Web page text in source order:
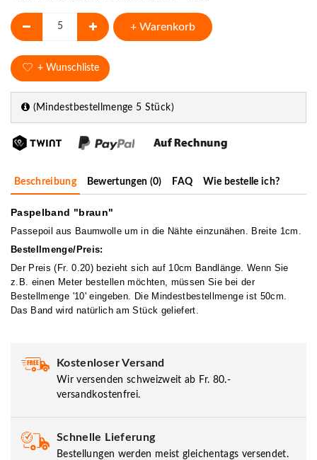
+ Warenkorb
+ Wunschliste
(Mindestbestellmenge 5 Stück)
Beschreibung Bewertungen (0) FAQ Wie bestelle ich?
Paspelband "braun"
Passepoil aus Baumwolle um in die Nähte einzunähen. Breite 1cm.
Bestellmenge/Preis:
Der Preis (Fr. 0.20) bezieht sich auf 10cm Bandlänge. Wenn Sie
z.B. einen Meter bestellen möchten, müssen Sie bei der
Bestellmenge '10' eingeben. Die Mindestbestellmenge ist 50cm.
Das Band wird natürlich am Stück geliefert.
Kostenloser Versand
Wir versenden schweizweit ab Fr. 80.-
versandkostenfrei.
Schnelle Lieferung
Bestellungen werden meist gleichentags versendet.